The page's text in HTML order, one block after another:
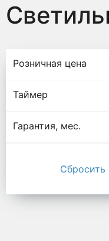
Подбор
Розничная цена
Таймер
Гарантия, мес.